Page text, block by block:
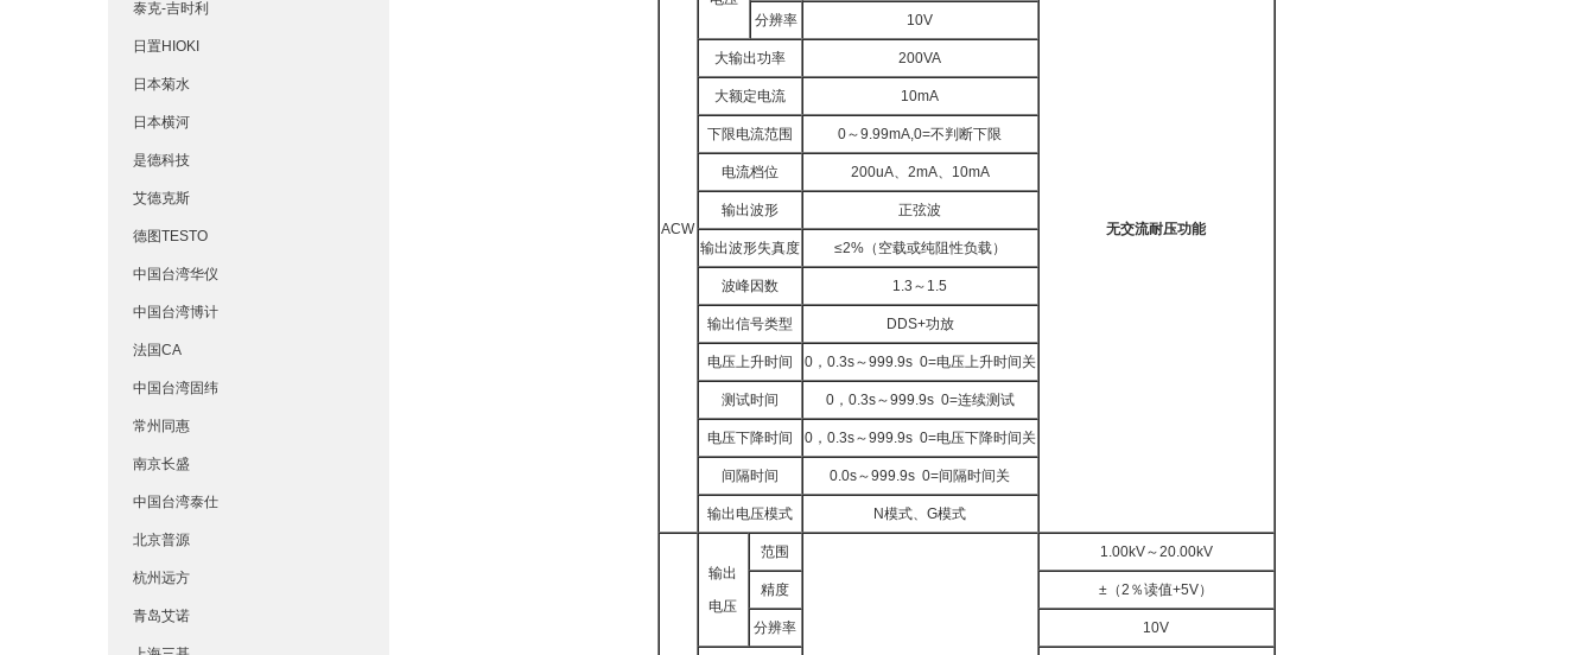
泰克-吉时利
日置HIOKI
日本菊水
日本横河
是德科技
艾德克斯
德图TESTO
中国台湾华仪
中国台湾博计
法国CA
中国台湾固纬
常州同惠
南京长盛
中国台湾泰仕
北京普源
杭州远方
青岛艾诺
ACW 无交流耐压功能
分辨率 10V
大输出功率 200VA
大额定电流 10mA
下限电流范围 0～9.99mA,0=不判断下限
电流档位 200uA、2mA、10mA
输出波形 正弦波
输出波形失真度 ≤2%（空载或纯阻性负载）
波峰因数 1.3～1.5
输出信号类型 DDS+功放
电压上升时间 0，0.3s～999.9s 0=电压上升时间关
测试时间 0，0.3s～999.9s 0=连续测试
电压下降时间 0，0.3s～999.9s 0=电压下降时间关
间隔时间 0.0s～999.9s 0=间隔时间关
输出电压模式 N模式、G模式
输出
电压
范围 1.00kV～20.00kV
精度 ±（2％读值+5V）
分辨率 10V